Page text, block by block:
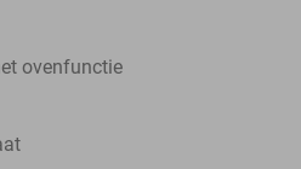
ovenfunctie